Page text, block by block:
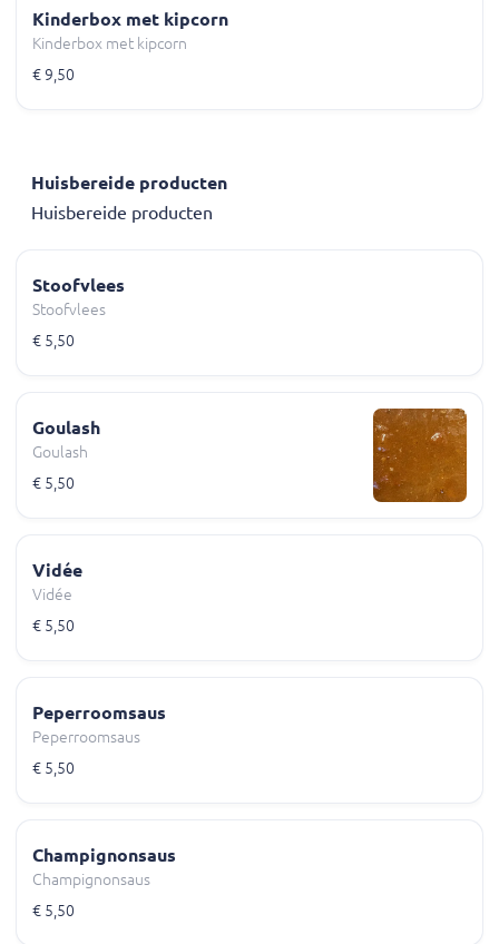
Kinderbox met kipcorn
Kinderbox met kipcorn
€ 9,50
Huisbereide producten
Huisbereide producten
Stoofvlees
Stoofvlees
€ 5,50
Goulash
Goulash
€ 5,50
Vidée
Vidée
€ 5,50
Peperroomsaus
Peperroomsaus
€ 5,50
Champignonsaus
Champignonsaus
€ 5,50